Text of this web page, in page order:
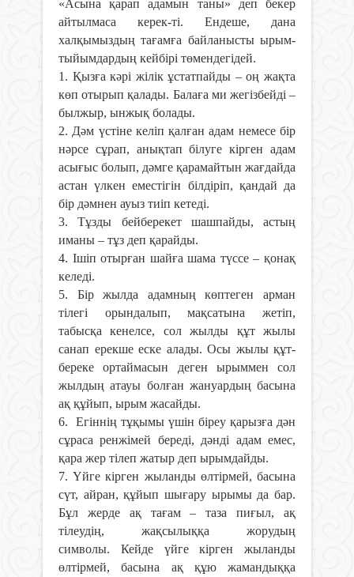
«Асына қарап адамын таны» деп бекер
айтылмаса керек-ті. Ендеше, дана
халқымыздың тағамға байланысты ырым-
тыйымдардың кейбірі төмендегідей.
1. Қызға кәрі жілік ұстатпайды – оң жақта
көп отырып қалады. Балаға ми жегізбейді –
былжыр, ынжық болады.
2. Дәм үстіне келіп қалған адам немесе бір
нәрсе сұрап, анықтап білуге кірген адам
асығыс болып, дәмге қарамайтын жағдайда
астан үлкен еместігін білдіріп, қандай да
бір дәмнен ауыз тиіп кетеді.
3. Тұзды бейберекет шашпайды, астың
иманы – тұз деп қарайды.
4. Ішіп отырған шайға шама түссе – қонақ
келеді.
5. Бiр жылда адамның көптеген арман
тiлегi орындалып, мақсатына жетiп,
табысқа кенелсе, сол жылды құт жылы
санап ерекше еске алады. Осы жылы құт-
береке ортаймасын деген ырыммен сол
жылдың атауы болған жануардың басына
ақ құйып, ырым жасайды.
6. Егiннiң тұқымы үшiн бiреу қарызға дән
сұраса ренжiмей бередi, дәндi адам емес,
қара жер тiлеп жатыр деп ырымдайды.
7. Үйге кірген жыланды өлтірмей, басына
сүт, айран, құйып шығару ырымы да бар.
Бұл жерде ақ тағам – таза пиғыл, ақ
тiлеудiң, жақсылыққа жорудың
символы. Кейде үйге кірген жыланды
өлтірмей, басына ақ құю жамандыққа